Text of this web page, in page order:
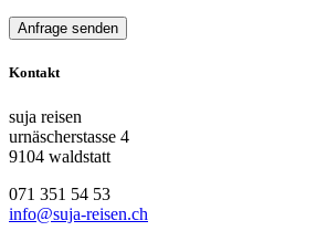
Kontakt
suja reisen
urnäscherstasse 4
9104 waldstatt
071 351 54 53
info@suja-reisen.ch